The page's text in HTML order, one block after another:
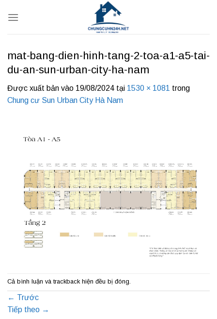
qua
mat-bang-dien-hinh-tang-2-toa-a1-a5-tai-
du-an-sun-urban-city-ha-nam
Được xuất bản vào 19/08/2024 tại 1530 × 1081 trong
Chung cư Sun Urban City Hà Nam
Cả bình luận và trackback hiện đều bị đóng.
← Trước
Tiếp theo →